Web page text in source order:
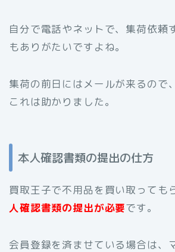
自分で電話やネットで、集荷依頼
もありがたいですよね。
集荷の前日にはメールが来るので
これは助かりました。
本人確認書類の提出の仕方
買取王子で不用品を買い取っても
人確認書類の提出が必要です。
会員登録を済ませている場合は、